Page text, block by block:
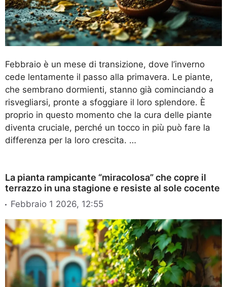
Febbraio è un mese di transizione, dove l’inverno
cede lentamente il passo alla primavera. Le piante,
che sembrano dormienti, stanno già cominciando a
risvegliarsi, pronte a sfoggiare il loro splendore. È
proprio in questo momento che la cura delle piante
diventa cruciale, perché un tocco in più può fare la
differenza per la loro crescita. …
La pianta rampicante “miracolosa” che copre il
terrazzo in una stagione e resiste al sole cocente
Febbraio 1 2026, 12:55